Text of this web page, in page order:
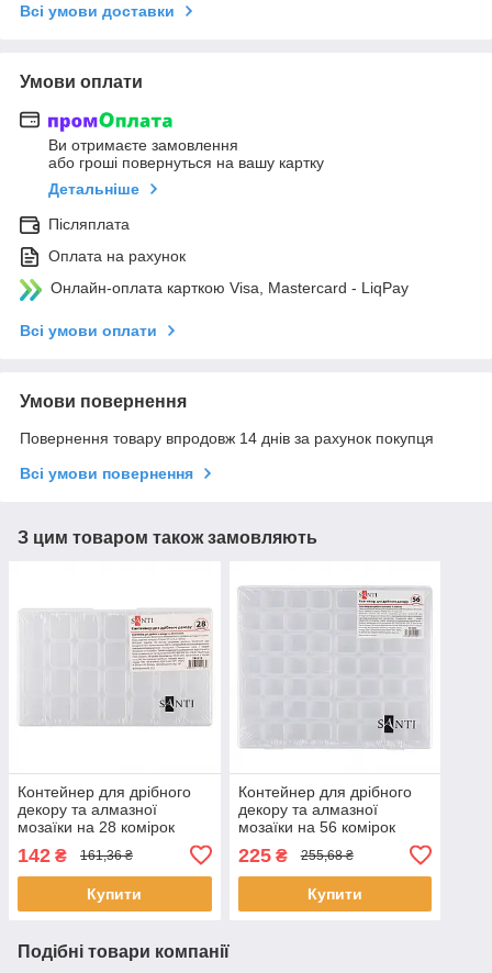
Всі умови доставки
Умови оплати
Ви отримаєте замовлення
або гроші повернуться на вашу картку
Детальніше
Післяплата
Оплата на рахунок
Онлайн-оплата карткою Visa, Mastercard - LiqPay
Всі умови оплати
Умови повернення
Повернення товару впродовж 14 днів за рахунок покупця
Всі умови повернення
З цим товаром також замовляють
Контейнер для дрібного
декору та алмазної
мозаїки на 28 комірок
142 ₴ 161,36 ₴
Купити
Контейнер для дрібного
декору та алмазної
мозаїки на 56 комірок
225₴ 255,68 ₴
Купити
Подібні товари компанії